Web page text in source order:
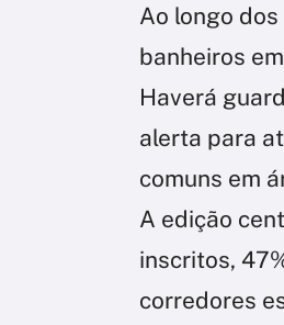
Ao longo
banheiros
Haverá
alerta para
comuns em
A edição
inscritos,
corredores